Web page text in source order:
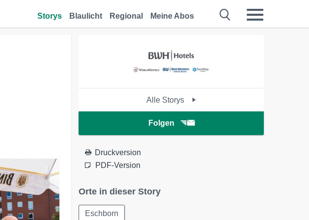
Storys Blaulicht Regional Meine Abos
Alle Storys
Folgen
Druckversion
PDF-Version
Orte in dieser Story
Eschborn